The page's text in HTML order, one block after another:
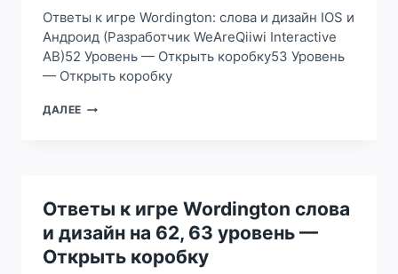
СТУПЕНЬКИ
Ответы к игре Wordington: слова и дизайн IOS и
Андроид (Разработчик WeAreQiiwi Interactive
AB)52 Уровень — Открыть коробку53 Уровень
— Открыть коробку
ДАЛЕЕ ОТВЕТЫ
ДИЗАЙН
НА
52,
53
УРОВЕНЬ
Ответы к игре Wordington слова
и дизайн на 62, 63 уровень —
Открыть коробку